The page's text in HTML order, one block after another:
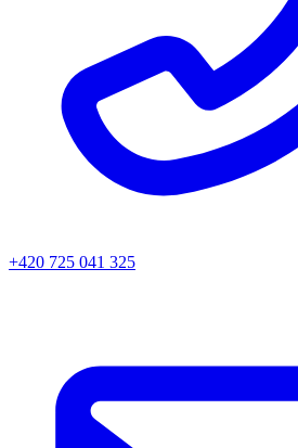
+420 725 041 325